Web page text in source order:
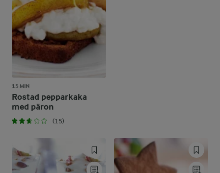
15 MIN
Rostad pepparkaka
med päron
(15)